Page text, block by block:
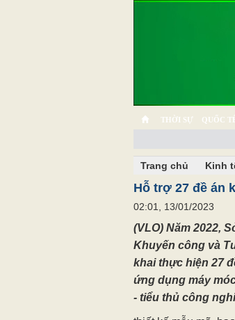
THỜI SỰ QUỐC
Trang chủ Kinh
Hỗ trợ 27 đề án
02:01, 13/01/2023
(VLO) Năm 2022,
Khuyến công và
khai thực hiện 27
ứng dụng máy
- tiểu thủ công